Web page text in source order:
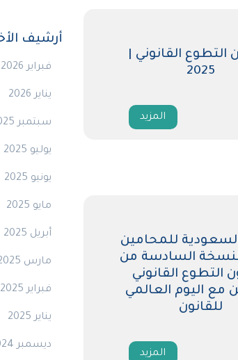
التطوع القانوني |
2025
المزيد
للمحامين
السادسة من
التطوع القانوني
مع اليوم العالمي
للقانون
المزيد
أرشيف
فبراير 2026
يناير 2026
سبتمبر 2025
يوليو 2025
يونيو 2025
مايو 2025
أبريل 2025
مارس 2025
فبراير 2025
يناير 2025
ديسمبر 2024